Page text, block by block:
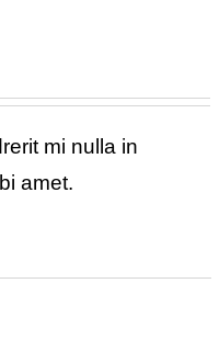
mi nulla in
amet.